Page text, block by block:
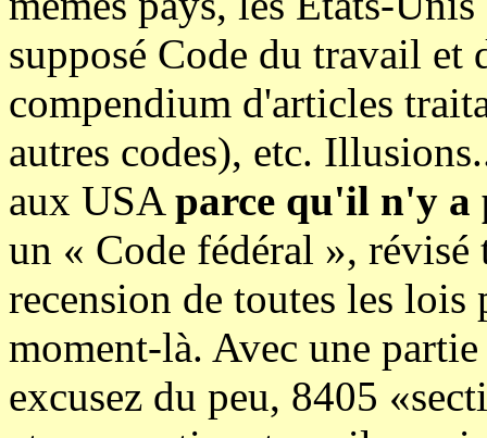
supposé Code du travail et
compendium d'articles
autres codes), etc.
aux USA parce qu'il n'y a
un « Code fédéral »,
recension de toutes les lois
moment-là. Avec une
excusez du peu, 8405